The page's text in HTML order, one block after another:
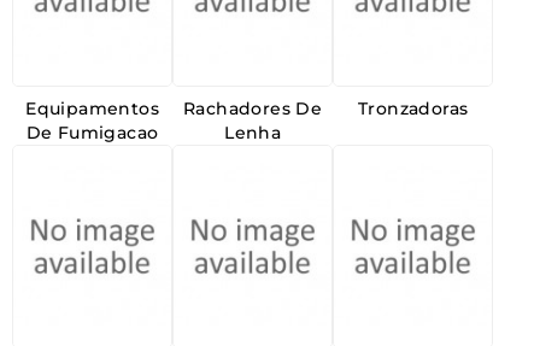
Equipamentos
De Fumigacao
Rachadores De
Lenha
Tronzadoras